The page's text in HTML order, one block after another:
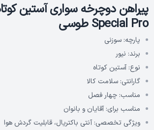
پیراهن دوچرخه سواری آستین
Special Pro طوسی
پارچه: سوزنی
برند: نیور
نوع: آستین کوتاه
گارانتی: سلامت کالا
مناسب: چهار فصل
مناسب برای: آقایان و بانوان
ویژگی تخصصی: آنتی باکتریال، قابلیت گردش هوا